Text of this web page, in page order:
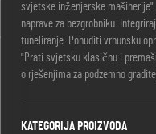
svjetske inženjerske
naprave za bezgrobniku.
tuneliranje. Ponuditi vrhunsku
"Prati svjetsku klasičnu i
o rješenjima za podzemno
KATEGORIJA PROIZVODA